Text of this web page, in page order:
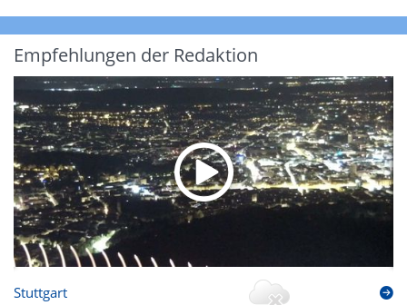
Empfehlungen der Redaktion
Stuttgart